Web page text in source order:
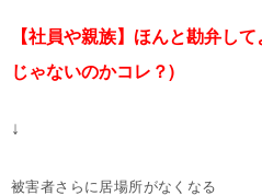
【社員や親族】ほんと勘弁し
じゃないのかコレ？)
↓
被害者さらに居場所がなくなる